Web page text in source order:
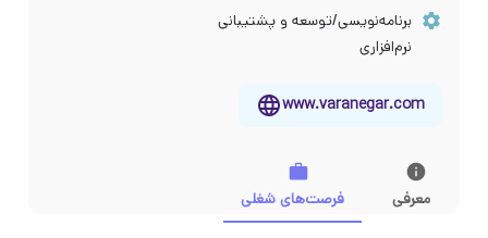
برنامه‌نویسی/توسعه و پشتیبانی
نرم‌افزاری
www.varanegar.com
معرفی فرصت‌های شغلی